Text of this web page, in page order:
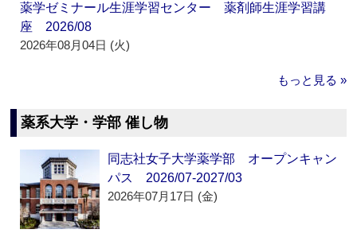
薬学ゼミナール生涯学習センター 薬剤師生涯学習講
座 2026/08
2026年08月04日 (火)
もっと見る »
薬系大学・学部 催し物
同志社女子大学薬学部 オープンキャン
パス 2026/07-2027/03
2026年07月17日 (金)